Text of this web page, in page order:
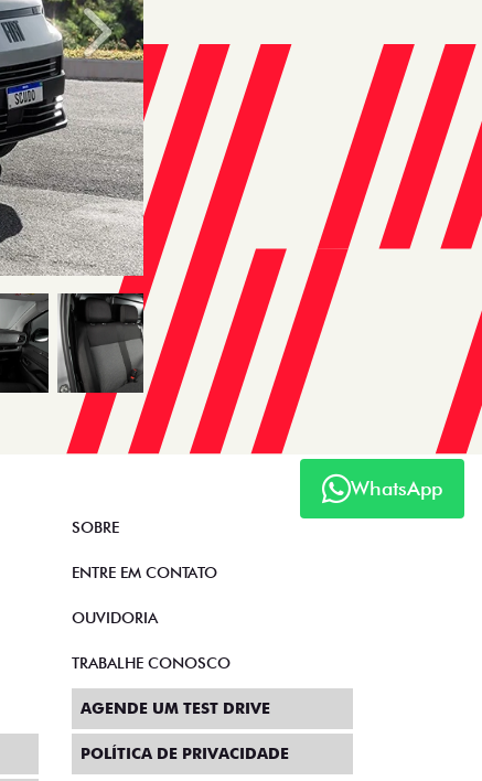
Próximo
WhatsApp
SOBRE
ENTRE EM CONTATO
OUVIDORIA
TRABALHE CONOSCO
AGENDE UM TEST DRIVE
POLÍTICA DE PRIVACIDADE